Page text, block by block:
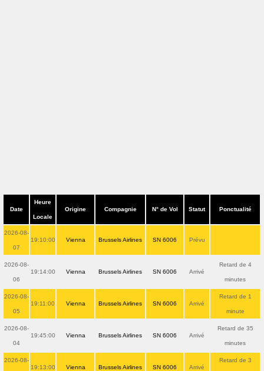
Date
Heure
Locale
Origine Compagnie N° de Vol Statut Ponctualité
2026-08-
07
19:10:00 Vienna Brussels Airlines SN 6006 Prévu
2026-08-
06
19:14:00 Vienna Brussels Airlines SN 6006 Arrivé
Retard de 4
minutes
2026-08-
05
19:11:00 Vienna Brussels Airlines SN 6006 Arrivé
Retard de 1
minute
2026-08-
04
19:45:00 Vienna Brussels Airlines SN 6006 Arrivé
Retard de 35
minutes
2026-08-
19:13:00 Vienna Brussels Airlines SN 6006 Arrivé
Retard de 3